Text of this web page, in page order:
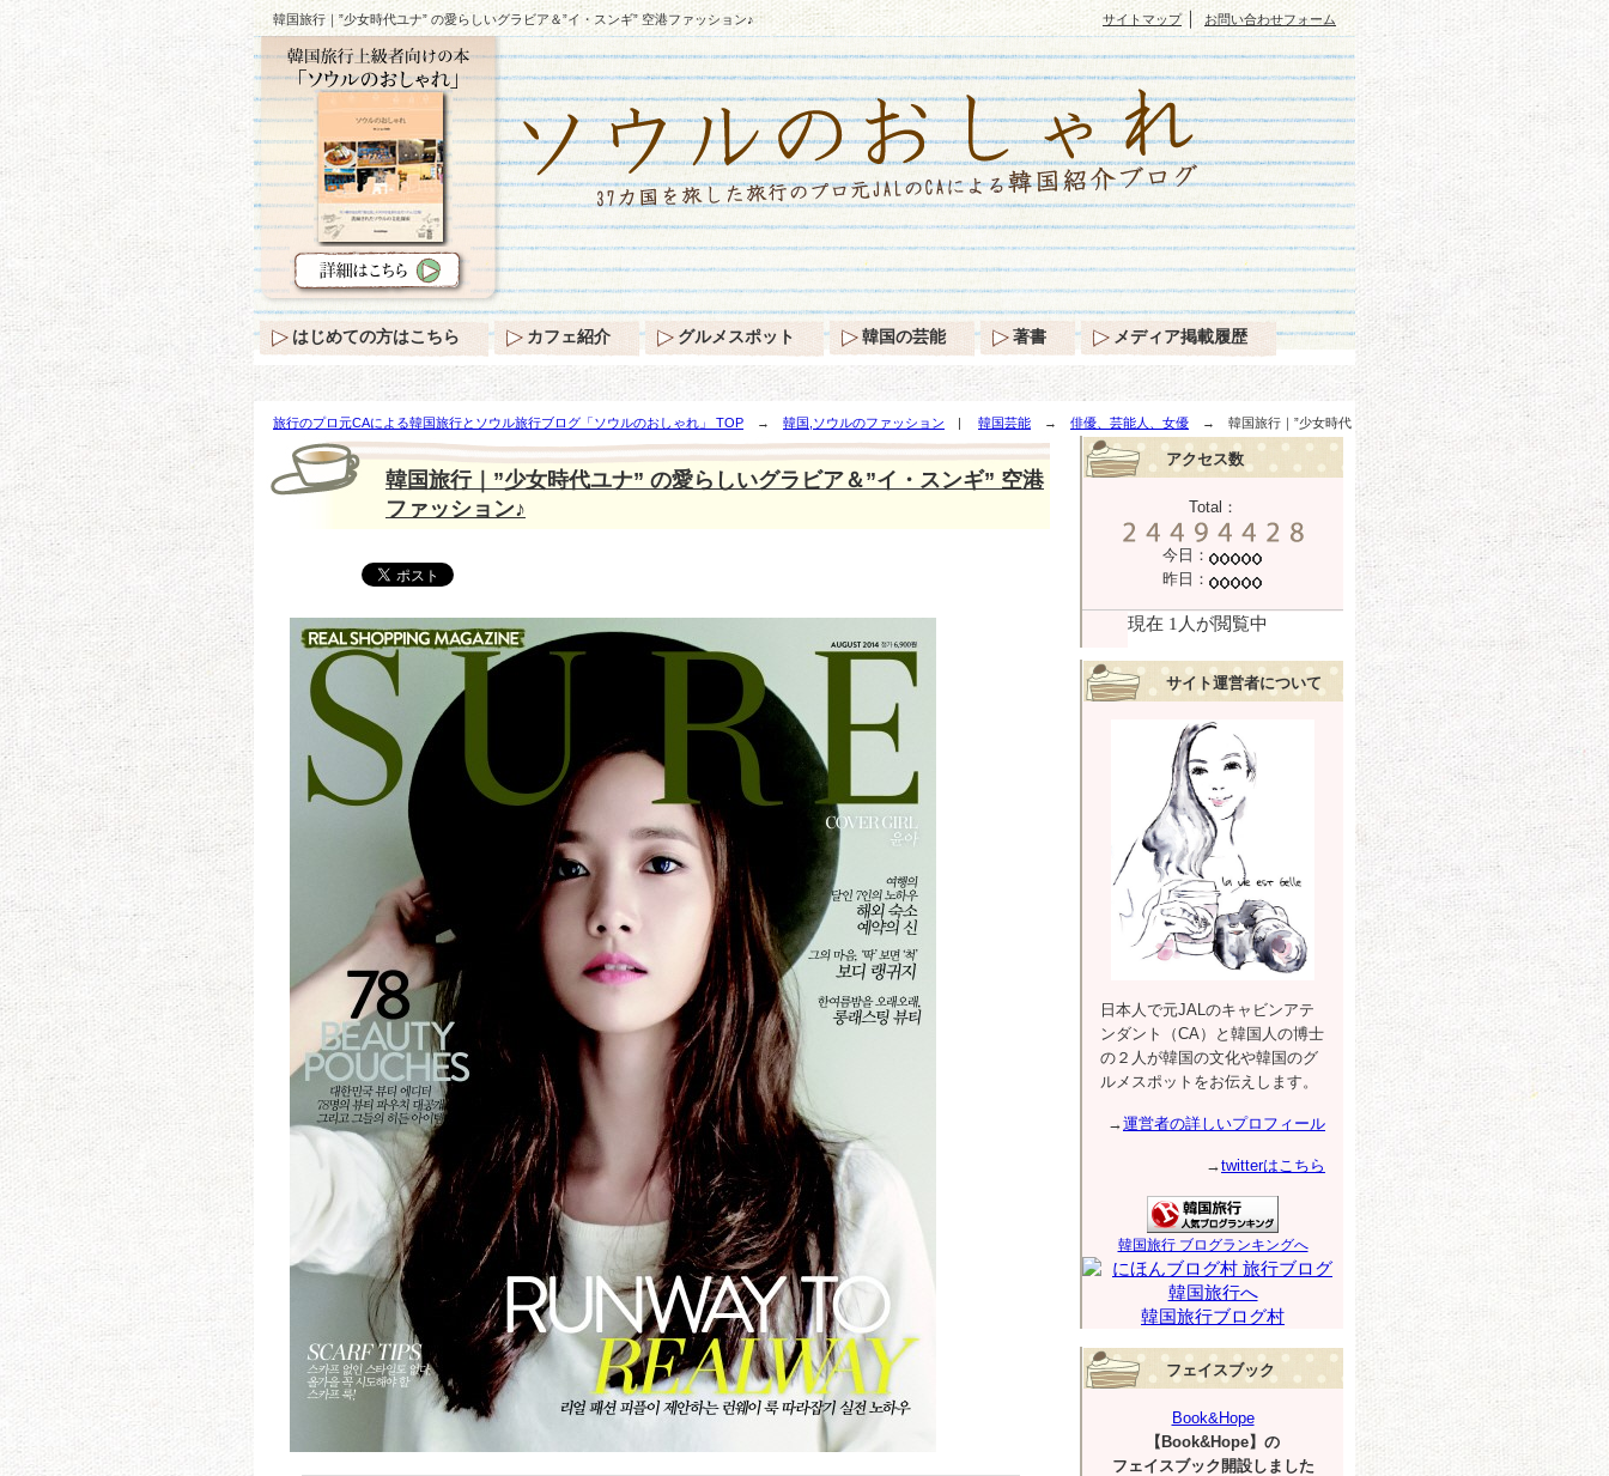
韓国旅行｜”少女時代ユナ” の愛らしいグラビア＆”イ・スンギ” 空港ファッション♪
旅行のプロ元CAによる韓国旅行とソウル旅行ブログ「ソウルのおしゃれ」 TOP → 韓国,ソウルのファッション | 韓国芸能 → 俳優、芸能人、女優 → 韓国旅行｜”少女時代
ユナ” の愛らしいグラビア＆”イ・スンギ” 空港ファッション♪
韓国旅行｜”少女時代ユナ” の愛らしいグラビア＆”イ・スンギ” 空港
ファッション♪
アクセス数
Total：
今日：
昨日：
サイト運営者について
日本人で元JALのキャビンアテ
ンダント（CA）と韓国人の博士
の２人が韓国の文化や韓国のグ
ルメスポットをお伝えします。
→運営者の詳しいプロフィール
→twitterはこちら
韓国旅行 ブログランキングへ
韓国旅行ブログ村
フェイスブック
Book&Hope
【Book&Hope】の
フェイスブック開設しました
サイトマップ｜ お問い合わせフォーム
はじめての方はこちら カフェ紹介 グルメスポット 韓国の芸能 著書 メディア掲載履歴